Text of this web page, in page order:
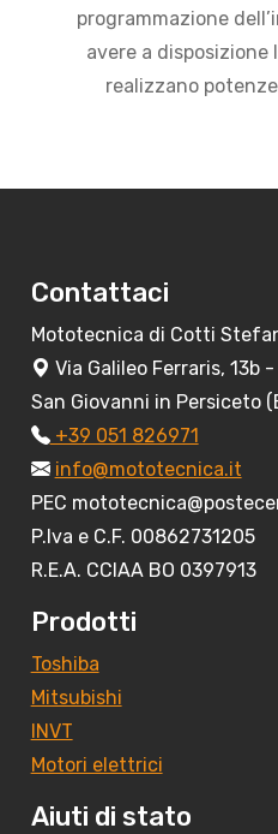
programmazione
avere a disposizione
realizzano potenze
Contattaci
Mototecnica di Cotti
Via Galileo Ferraris, 13b
San Giovanni in Persiceto
+39 051 826971
info@mototecnica.it
PEC
P.Iva e C.F. 00862731205
R.E.A. CCIAA BO 0397913
Prodotti
Toshiba
Mitsubishi
INVT
Motori elettrici
Aiuti di stato